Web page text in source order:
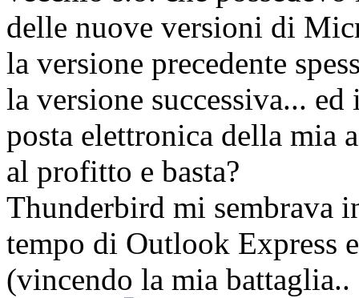
delle nuove versioni di
la versione precedente
la versione successiva...
posta elettronica della mia
al profitto e basta?
Thunderbird mi sembrava
tempo di Outlook Express
(vincendo la mia